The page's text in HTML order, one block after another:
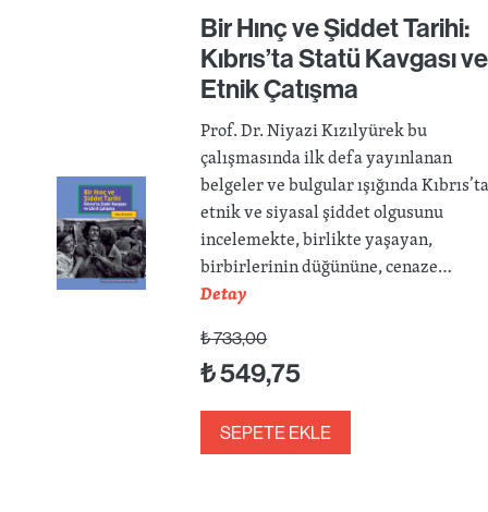
Bir Hınç ve Şiddet Tarihi:
Kıbrıs’ta Statü Kavgası ve
Etnik Çatışma
Prof. Dr. Niyazi Kızılyürek bu
çalışmasında ilk defa yayınlanan
belgeler ve bulgular ışığında
etnik ve siyasal şiddet olgusunu
incelemekte, birlikte yaşayan,
birbirlerinin düğününe, cenaze…
Detay
₺733,00
₺549,75
SEPETE EKLE